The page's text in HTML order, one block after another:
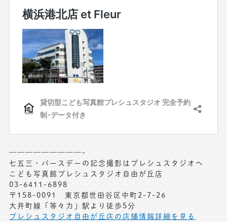
—————————-
七五三・バースデーの記念撮影はプレシュスタジオへ
こども写真館プレシュスタジオ自由が丘店
03-6411-6898
〒158-0091 東京都世田谷区中町2-7-26
大井町線「等々力」駅より徒歩5分
プレシュスタジオ自由が丘店の店舗情報詳細を見る